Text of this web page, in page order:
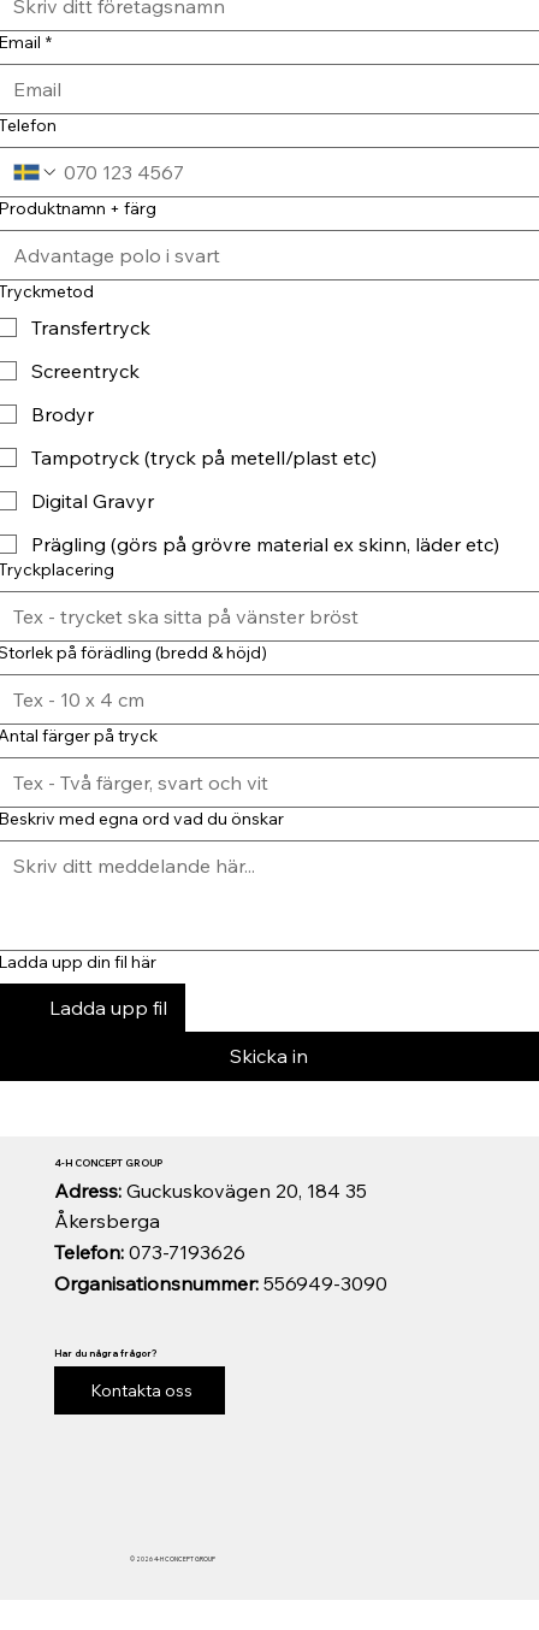
*
+ färg
Transfertryck
Screentryck
Brodyr
Tampotryck (tryck på metell/plast etc)
Digital Gravyr
Prägling (görs på grövre material ex skinn, läder etc)
på förädling (bredd & höjd)
färger på tryck
med egna ord vad du önskar
upp din fil här
Ladda upp fil
Skicka in
© 2026 4-H CONCEPT GROUP
Organisationsnummer:556949-3090
Telefon:073-7193626
Adress: Guckuskovägen 20, 184 35
Åkersberga
4-H CONCEPT GROUP
Har du några frågor?
Kontakta oss